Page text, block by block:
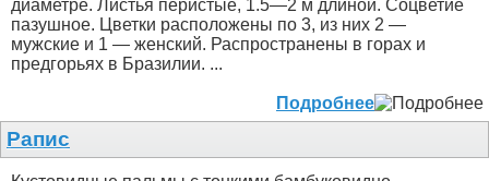
диаметре. Листья перистые, 1.5—2 м длиной. Соцветие
пазушное. Цветки расположены по 3, из них 2 —
мужские и 1 — женский. Распространены в горах и
предгорьях в Бразилии. ...
Подробнее
Рапис